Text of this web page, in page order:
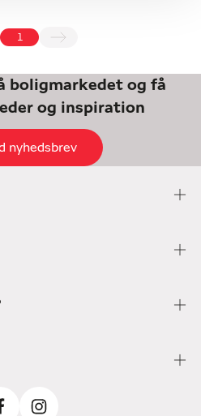
boligmarkedet og få
og inspiration
nyhedsbrev